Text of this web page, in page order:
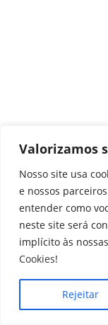
Valorizamos
Nosso site usa
e nossos
entender como
neste site será
implícito às nossas
Cookies!
Rejeitar